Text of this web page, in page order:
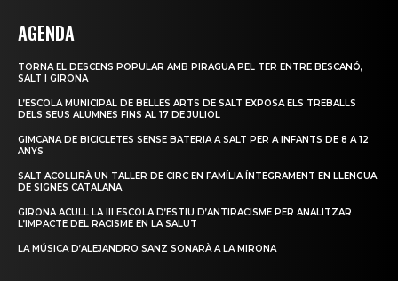
AGENDA
TORNA EL DESCENS POPULAR AMB PIRAGUA PEL TER ENTRE BESCANÓ,
SALT I GIRONA
L’ESCOLA MUNICIPAL DE BELLES ARTS DE SALT EXPOSA ELS TREBALLS
DELS SEUS ALUMNES FINS AL 17 DE JULIOL
GIMCANA DE BICICLETES SENSE BATERIA A SALT PER A INFANTS DE 8 A 12
ANYS
SALT ACOLLIRÀ UN TALLER DE CIRC EN FAMÍLIA ÍNTEGRAMENT EN LLENGUA
DE SIGNES CATALANA
GIRONA ACULL LA III ESCOLA D’ESTIU D’ANTIRACISME PER ANALITZAR
L’IMPACTE DEL RACISME EN LA SALUT
LA MÚSICA D’ALEJANDRO SANZ SONARÀ A LA MIRONA